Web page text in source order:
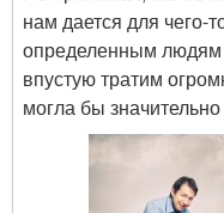
нам дается для чего-
определенным людям
впустую тратим
могла бы